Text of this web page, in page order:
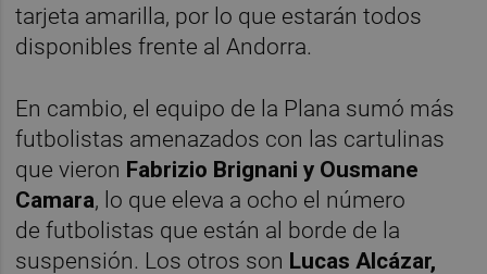
tarjeta amarilla, por lo que estarán todos
disponibles frente al Andorra.
En cambio, el equipo de la Plana sumó más
futbolistas amenazados con las cartulinas
que vieron Fabrizio Brignani y Ousmane
Camara, lo que eleva a ocho el número
de futbolistas que están al borde de la
suspensión. Los otros son Lucas Alcázar,